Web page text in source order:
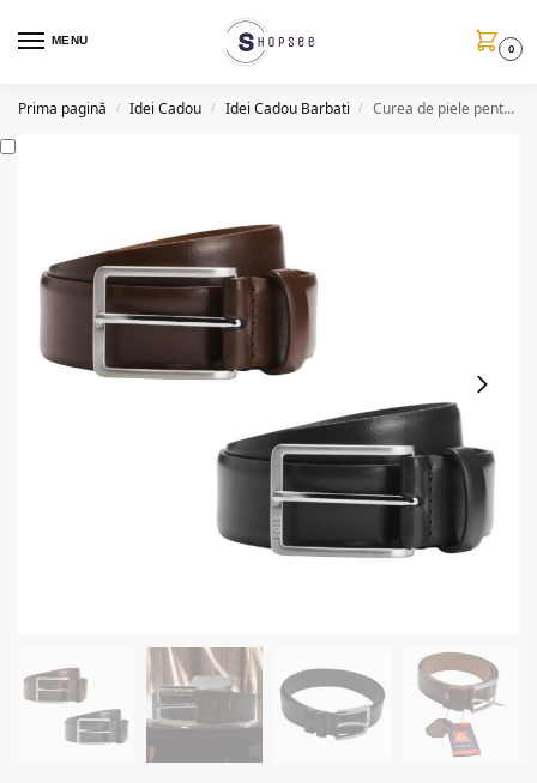
MENU
0
Prima pagină / Idei Cadou / Idei Cadou Barbati / Curea de piele pentru barbati, maro sau negru, diverse lungimi